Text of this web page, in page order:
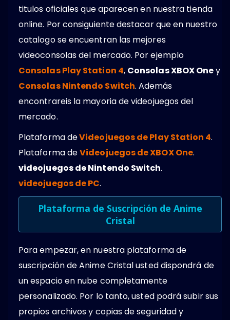
titulos oficiales que aparecen en nuestra tienda
online. Por consiguiente destacar que en nuestro
catalogo se encuentran las mejores
videoconsolas del mercado. Por ejemplo
Consolas Play Station 4, Consolas XBOX Oney
Consolas Nintendo Switch. Además
encontrareis la mayoria de videojuegos del
mercado.
Plataforma deVideojuegos de Play Station 4.
Plataforma deVideojuegos de XBOX One.
videojuegos de Nintendo Switch.
videojuegos de PC.
Plataforma de Suscripción de Anime
Cristal
Para empezar, en nuestra plataforma de
suscripción de Anime Cristal usted dispondrá de
un espacio en nube completamente
personalizado. Por lo tanto, usted podrá subir sus
propios archivos y copias de seguridad y